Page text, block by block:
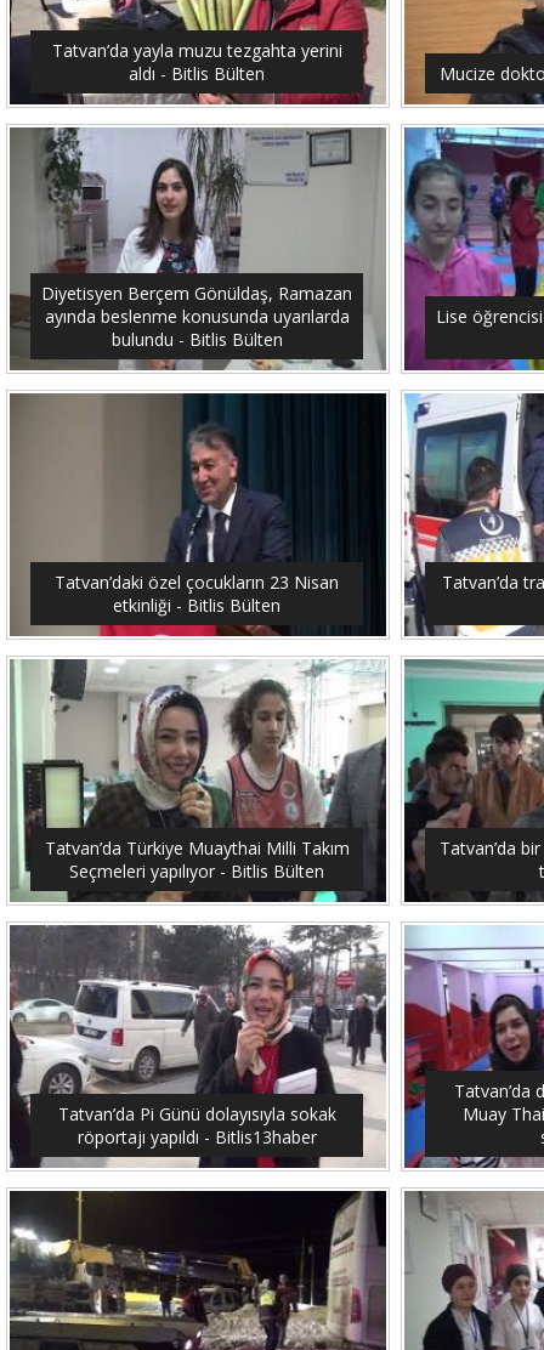
Tatvan’da yayla muzu tezgahta yerini
aldı - Bitlis Bülten
Mucize
Diyetisyen Berçem Gönüldaş, Ramazan
ayında beslenme konusunda uyarılarda
bulundu - Bitlis Bülten
Lise
Tatvan’daki özel çocukların 23 Nisan
etkinliği - Bitlis Bülten
Tatvan’da
Tatvan’da Türkiye Muaythai Milli Takım
Seçmeleri yapılıyor - Bitlis Bülten
Tatvan’da
Tatvan’da Pi Günü dolayısıyla sokak
röportajı yapıldı - Bitlis13haber
Tatvan’da
Muay